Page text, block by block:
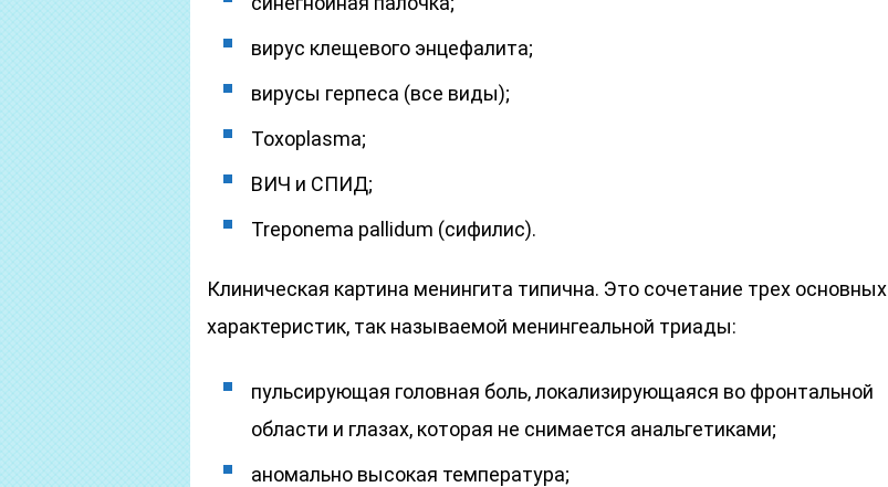
вирус клещевого энцефалита;
вирусы герпеса (все виды);
Toxoplasma;
ВИЧ и СПИД;
Treponema pallidum (сифилис).
Клиническая картина менингита типична. Это сочетание трех основных
характеристик, так называемой менингеальной триады:
пульсирующая головная боль, локализирующаяся во фронтальной
области и глазах, которая не снимается анальгетиками;
аномально высокая температура;